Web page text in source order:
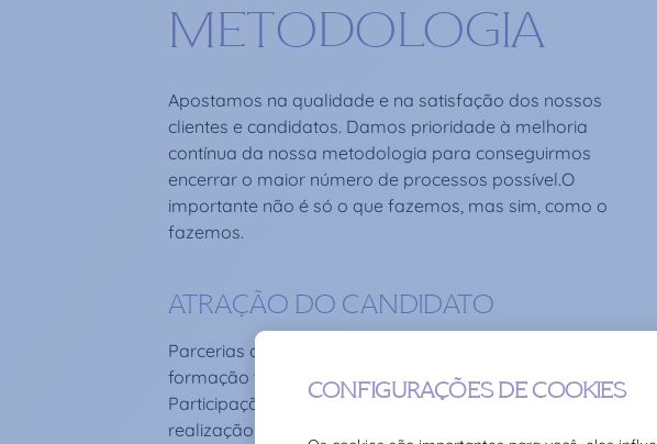
METODOLOGIA
Apostamos na qualidade e na satisfação dos nossos
clientes e candidatos. Damos prioridade à melhoria
contínua da nossa metodologia para conseguirmos
encerrar o maior número de processos possível.O
importante não é só o que fazemos, mas sim, como o
fazemos.
ATRAÇÃO DO CANDIDATO
Parcerias com as principais universidades e escolas de
formação tecnológica.
Participação em programas formativos e eventos e
realização de bootcamps, webinars e outras experiências